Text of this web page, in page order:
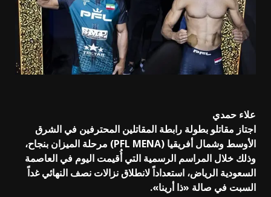
علاء حمدي
اجتاز مقاتلو بطولة رابطة المقاتلين المحترفين في الشرق
الأوسط وشمال أفريقيا (PFL MENA) مرحلة الميزان بنجاح،
وذلك خلال المراسم الرسمية التي أُقيمت اليوم في العاصمة
السعودية الرياض، استعداداً لانطلاق نزالات نصف النهائي غداً
السبت في صالة «ذا أرينا».